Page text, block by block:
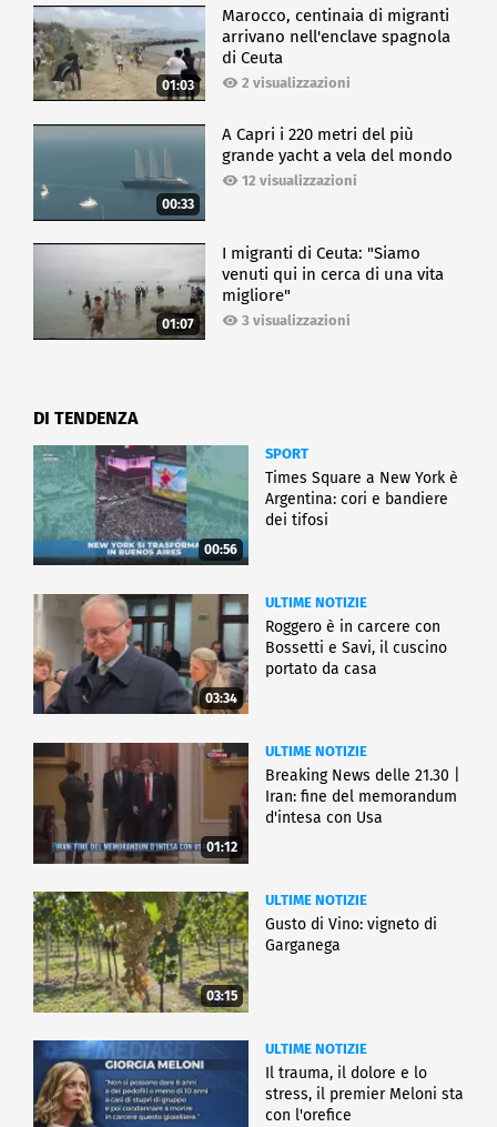
01:03
Marocco, centinaia di migranti
arrivano nell'enclave spagnola
di Ceuta
2 visualizzazioni
00:33
A Capri i 220 metri del più
grande yacht a vela del mondo
12 visualizzazioni
01:07
I migranti di Ceuta: "Siamo
venuti qui in cerca di una vita
migliore"
3 visualizzazioni
DI TENDENZA
00:56
SPORT
Times Square a New York è
Argentina: cori e bandiere
dei tifosi
03:34
ULTIME NOTIZIE
Roggero è in carcere con
Bossetti e Savi, il cuscino
portato da casa
01:12
ULTIME NOTIZIE
Breaking News delle 21.30 |
Iran: fine del memorandum
d'intesa con Usa
03:15
ULTIME NOTIZIE
Gusto di Vino: vigneto di
Garganega
ULTIME NOTIZIE
Il trauma, il dolore e lo
stress, il premier Meloni sta
con l'orefice